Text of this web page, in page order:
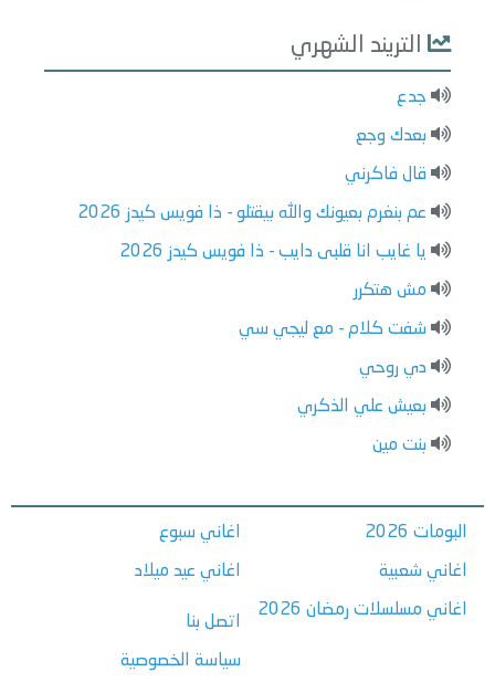
التريند الشهري
جدع
بعدك وجع
قال فاكرني
عم بنغرم بعيونك والله بيقتلو - ذا فويس كيدز 2026
يا غايب انا قلبى دايب - ذا فويس كيدز 2026
مش هتكرر
شفت كلام - مع ليجي سي
دي روحي
بعيش علي الذكري
بنت مين
البومات 2026
اغاني شعبية
اغاني مسلسلات رمضان 2026
اغاني سبوع
اغاني عيد ميلاد
اتصل بنا
سياسة الخصوصية